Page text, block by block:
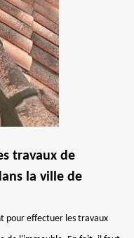
travaux de
la ville de
pour effectuer les travaux